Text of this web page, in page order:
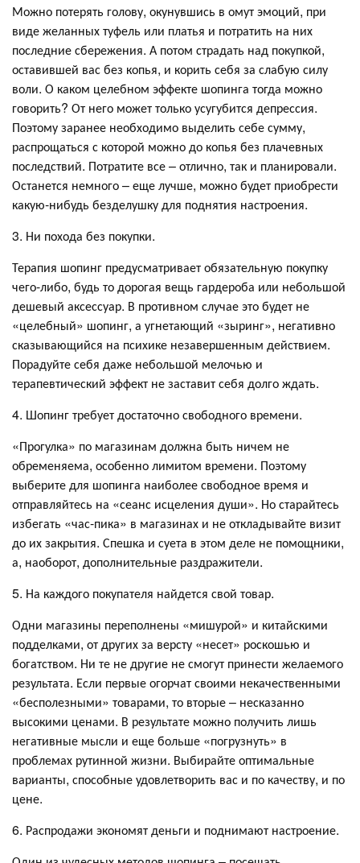
Можно потерять голову, окунувшись в омут эмоций, при
виде желанных туфель или платья и потратить на них
последние сбережения. А потом страдать над покупкой,
оставившей вас без копья, и корить себя за слабую силу
воли. О каком целебном эффекте шопинга тогда можно
говорить? От него может только усугубится депрессия.
Поэтому заранее необходимо выделить себе сумму,
распрощаться с которой можно до копья без плачевных
последствий. Потратите все – отлично, так и планировали.
Останется немного – еще лучше, можно будет приобрести
какую-нибудь безделушку для поднятия настроения.
3. Ни похода без покупки.
Терапия шопинг предусматривает обязательную покупку
чего-либо, будь то дорогая вещь гардероба или небольшой
дешевый аксессуар. В противном случае это будет не
«целебный» шопинг, а угнетающий «зыринг», негативно
сказывающийся на психике незавершенным действием.
Порадуйте себя даже небольшой мелочью и
терапевтический эффект не заставит себя долго ждать.
4. Шопинг требует достаточно свободного времени.
«Прогулка» по магазинам должна быть ничем не
обременяема, особенно лимитом времени. Поэтому
выберите для шопинга наиболее свободное время и
отправляйтесь на «сеанс исцеления души». Но старайтесь
избегать «час-пика» в магазинах и не откладывайте визит
до их закрытия. Спешка и суета в этом деле не помощники,
а, наоборот, дополнительные раздражители.
5. На каждого покупателя найдется свой товар.
Одни магазины переполнены «мишурой» и китайскими
подделками, от других за версту «несет» роскошью и
богатством. Ни те не другие не смогут принести желаемого
результата. Если первые огорчат своими некачественными
«бесполезными» товарами, то вторые – несказанно
высокими ценами. В результате можно получить лишь
негативные мысли и еще больше «погрузнуть» в
проблемах рутинной жизни. Выбирайте оптимальные
варианты, способные удовлетворить вас и по качеству, и по
цене.
6. Распродажи экономят деньги и поднимают настроение.